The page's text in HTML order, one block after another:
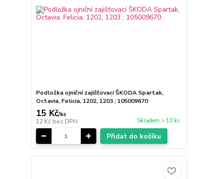
Podložka ojniční zajišťovací ŠKODA Spartak,
Octavia, Felicia, 1202, 1203 ; 105009670
15 Kč/ks
12 Kč bez DPH Skladem > 10 ks
Přidat do košíku